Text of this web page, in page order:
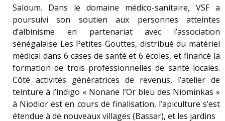
Saloum. Dans le domaine médico-sanitaire, VSF a
poursuivi son soutien aux personnes atteintes
d’albinisme en partenariat avec l’association
sénégalaise Les Petites Gouttes, distribué du matériel
médical dans 6 cases de santé et 6 écoles, et financé la
formation de trois professionnelles de santé locales.
Côté activités génératrices de revenus, l’atelier de
teinture à l’indigo « Nonane l’Or bleu des Niominkas »
à Niodior est en cours de finalisation, l’apiculture s’est
étendue à de nouveaux villages (Bassar), et les jardins